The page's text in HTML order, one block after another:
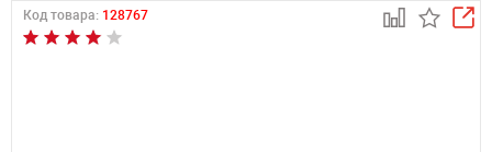
Код товара: 128767